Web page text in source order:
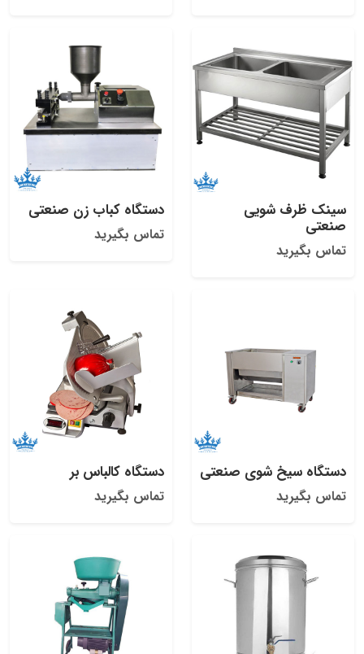
سینک ظرف شویی
صنعتی
تماس بگیرید
دستگاه کباب زن صنعتی
تماس بگیرید
دستگاه سیخ شوی صنعتی
تماس بگیرید
دستگاه کالباس بر
تماس بگیرید